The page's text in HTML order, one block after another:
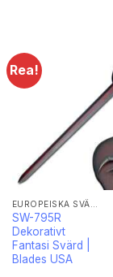
Rea!
SW-795R
Dekorativt
Fantasi Svärd |
Blades USA